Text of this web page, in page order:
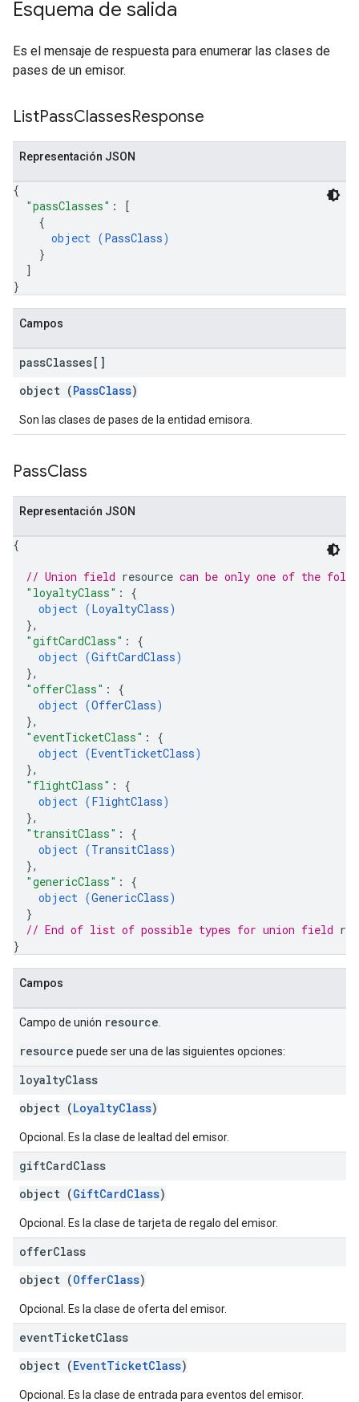
Esquema de salida
Es el mensaje de respuesta para enumerar las clases de
pases de un emisor.
ListPassClassesResponse
Representación JSON
{
"passClasses" :
[
{
object (PassClass)
}
]
}
Campos
passClasses[]
object (PassClass)
Son las clases de pases de la entidad emisora.
PassClass
Representación JSON
{
// Union field resource can be only one of the
"loyaltyClass" : {
object (LoyaltyClass)
},
"giftCardClass" : {
object (GiftCardClass)
},
"offerClass" : {
object (OfferClass)
},
"eventTicketClass" : {
object (EventTicketClass)
},
"flightClass" : {
object (FlightClass)
},
"transitClass" : {
object (TransitClass)
},
"genericClass" : {
object (GenericClass)
}
// End of list of possible types for union field
}
Campos
Campo de unión resource
resource puede ser una de las siguientes opciones:
loyaltyClass
object (LoyaltyClass)
Opcional. Es la clase de lealtad del emisor.
giftCardClass
object (GiftCardClass)
Opcional. Es la clase de tarjeta de regalo del emisor.
offerClass
object (OfferClass)
Opcional. Es la clase de oferta del emisor.
eventTicketClass
object (EventTicketClass)
Opcional. Es la clase de entrada para eventos del emisor.